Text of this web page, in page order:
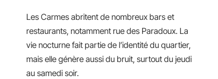
Les Carmes abritent de nombreux bars et
restaurants, notamment rue des Paradoux. La
vie nocturne fait partie de l’identité du quartier,
mais elle génère aussi du bruit, surtout du jeudi
au samedi soir.